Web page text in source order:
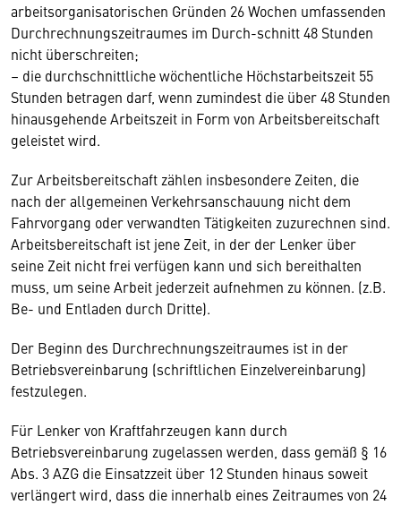
arbeitsorganisatorischen Gründen 26 Wochen umfassenden
Durchrechnungszeitraumes im Durch-schnitt 48 Stunden
nicht überschreiten;
– die durchschnittliche wöchentliche Höchstarbeitszeit 55
Stunden betragen darf, wenn zumindest die über 48 Stunden
hinausgehende Arbeitszeit in Form von Arbeitsbereitschaft
geleistet wird.
Zur Arbeitsbereitschaft zählen insbesondere Zeiten, die
nach der allgemeinen Verkehrsanschauung nicht dem
Fahrvorgang oder verwandten Tätigkeiten zuzurechnen sind.
Arbeitsbereitschaft ist jene Zeit, in der der Lenker über
seine Zeit nicht frei verfügen kann und sich bereithalten
muss, um seine Arbeit jederzeit aufnehmen zu können. (z.B.
Be- und Entladen durch Dritte).
Der Beginn des Durchrechnungszeitraumes ist in der
Betriebsvereinbarung (schriftlichen Einzelvereinbarung)
festzulegen.
Für Lenker von Kraftfahrzeugen kann durch
Betriebsvereinbarung zugelassen werden, dass gemäß § 16
Abs. 3 AZG die Einsatzzeit über 12 Stunden hinaus soweit
verlängert wird, dass die innerhalb eines Zeitraumes von 24